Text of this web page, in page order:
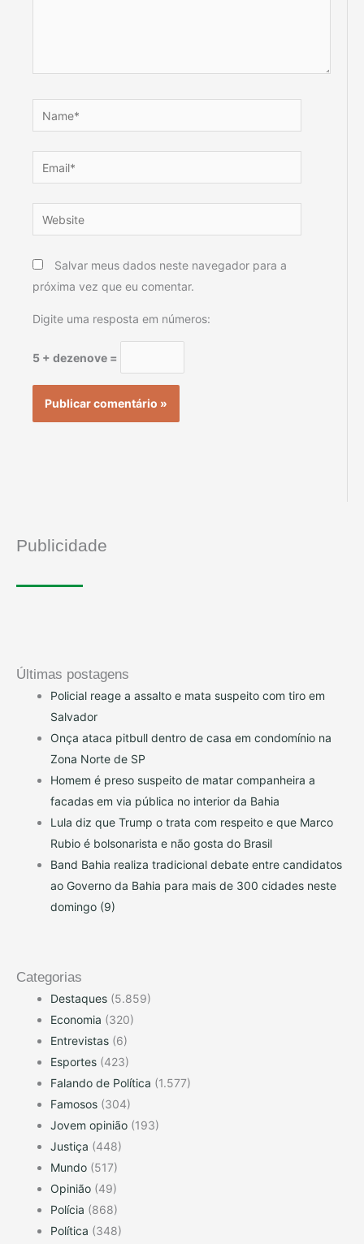
Email*
Website
Salvar meus dados neste navegador para a
próxima vez que eu comentar.
Digite uma resposta em números:
5 + dezenove =
Publicidade
Últimas postagens
Policial reage a assalto e mata suspeito com tiro em
Salvador
Onça ataca pitbull dentro de casa em condomínio na
Zona Norte de SP
Homem é preso suspeito de matar companheira a
facadas em via pública no interior da Bahia
Lula diz que Trump o trata com respeito e que Marco
Rubio é bolsonarista e não gosta do Brasil
Band Bahia realiza tradicional debate entre candidatos
ao Governo da Bahia para mais de 300 cidades neste
domingo (9)
Categorias
Destaques (5.859)
Economia (320)
Entrevistas (6)
Esportes (423)
Falando de Política (1.577)
Famosos (304)
Jovem opinião (193)
Justiça (448)
Mundo (517)
Opinião (49)
Polícia (868)
Política (348)